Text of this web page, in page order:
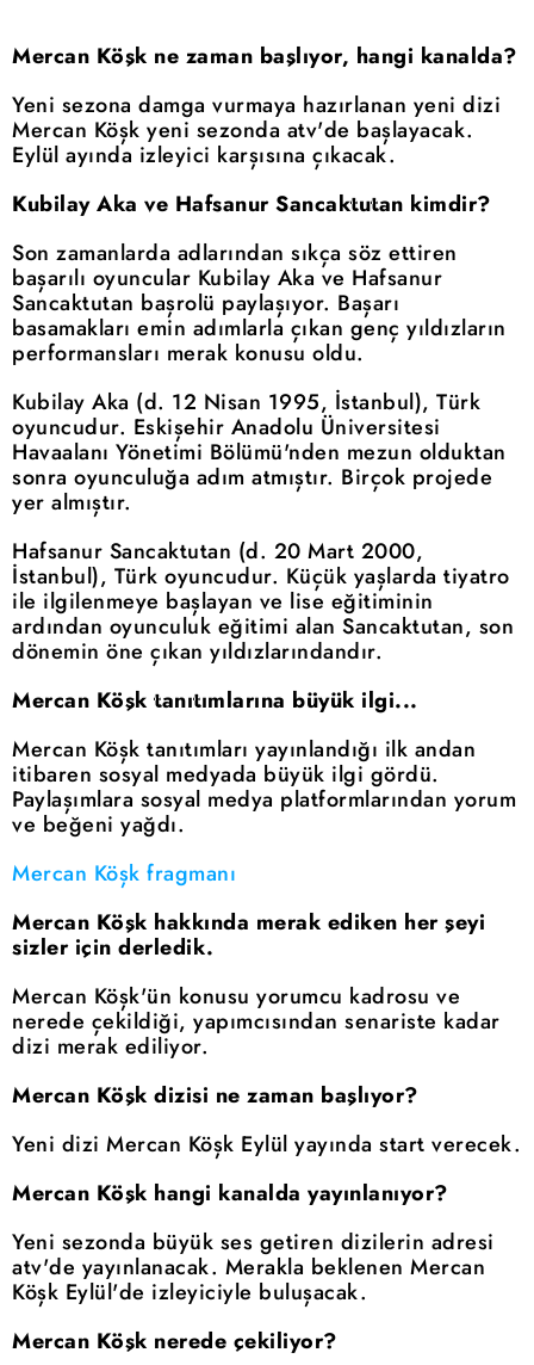
Mercan Köşk ne zaman başlıyor, hangi kanalda?
Yeni sezona damga vurmaya hazırlanan yeni dizi
Mercan Köşk yeni sezonda atv'de başlayacak.
Eylül ayında izleyici karşısına çıkacak.
Kubilay Aka ve Hafsanur Sancaktutan kimdir?
Son zamanlarda adlarından sıkça söz ettiren
başarılı oyuncular Kubilay Aka ve Hafsanur
Sancaktutan başrolü paylaşıyor. Başarı
basamakları emin adımlarla çıkan genç yıldızların
performansları merak konusu oldu.
Kubilay Aka (d. 12 Nisan 1995, İstanbul), Türk
oyuncudur. Eskişehir Anadolu Üniversitesi
Havaalanı Yönetimi Bölümü'nden mezun olduktan
sonra oyunculuğa adım atmıştır. Birçok projede
yer almıştır.
Hafsanur Sancaktutan (d. 20 Mart 2000,
İstanbul), Türk oyuncudur. Küçük yaşlarda tiyatro
ile ilgilenmeye başlayan ve lise eğitiminin
ardından oyunculuk eğitimi alan Sancaktutan, son
dönemin öne çıkan yıldızlarındandır.
Mercan Köşk tanıtımlarına büyük ilgi...
Mercan Köşk tanıtımları yayınlandığı ilk andan
itibaren sosyal medyada büyük ilgi gördü.
Paylaşımlara sosyal medya platformlarından yorum
ve beğeni yağdı.
Mercan Köşk fragmanı
Mercan Köşk hakkında merak ediken her şeyi
sizler için derledik.
Mercan Köşk'ün konusu yorumcu kadrosu ve
nerede çekildiği, yapımcısından senariste kadar
dizi merak ediliyor.
Mercan Köşk dizisi ne zaman başlıyor?
Yeni dizi Mercan Köşk Eylül yayında start verecek.
Mercan Köşk hangi kanalda yayınlanıyor?
Yeni sezonda büyük ses getiren dizilerin adresi
atv'de yayınlanacak. Merakla beklenen Mercan
Köşk Eylül'de izleyiciyle buluşacak.
Mercan Köşk nerede çekiliyor?